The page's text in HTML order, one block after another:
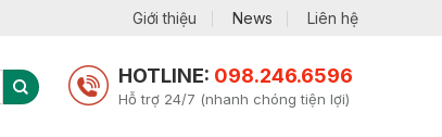
Giới thiệu News Liên hệ
HOTLINE: 098.246.6596
Hỗ trợ 24/7 (nhanh chóng tiện lợi)